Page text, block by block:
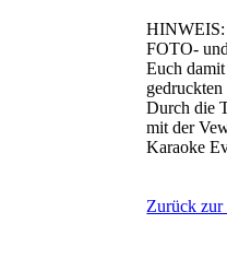
HINWEIS:
FOTO-
Euch
Durch die
mit der
Karaoke
Zurück zur